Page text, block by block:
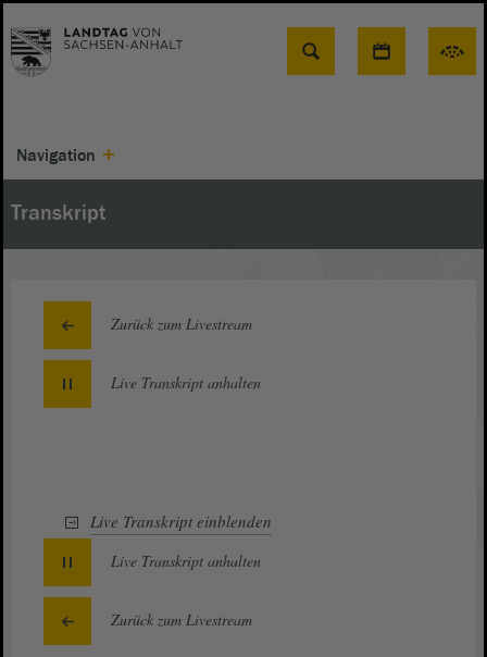
Suche
Navigation
Transkript
Zurück zum Livestream
Live Transkript anhalten
Live Transkript einblenden
Live Transkript anhalten
Zurück zum Livestream